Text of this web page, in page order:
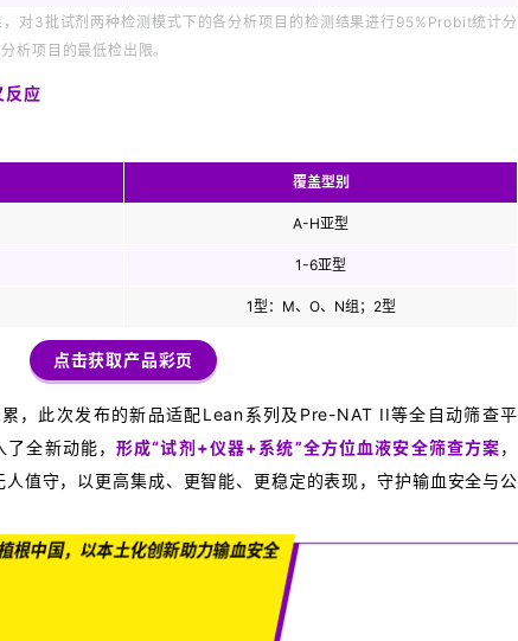
对3批试剂两种检测模式下的各分析项目的检测结果进行95%Probit统计分
析项目的最低检出限。
反应
覆盖型别
A-H亚型
1-6亚型
1型：M、O、N组；2型
点击获取产品彩页
，此次发布的新品适配Lean系列及Pre-NAT II等全自动筛查平
了全新动能，形成“试剂+仪器+系统”全方位血液安全筛查方案，
人值守，以更高集成、更智能、更稳定的表现，守护输血安全与公
根中国，以本土化创新助力输血安全